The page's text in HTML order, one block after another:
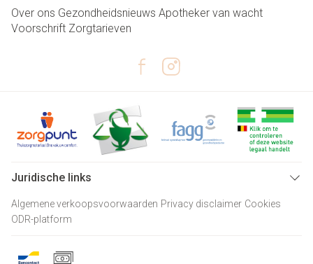
Over ons Gezondheidsnieuws Apotheker van wacht
Voorschrift Zorgtarieven
Juridische links
Algemene verkoopsvoorwaarden Privacy disclaimer Cookies
ODR-platform